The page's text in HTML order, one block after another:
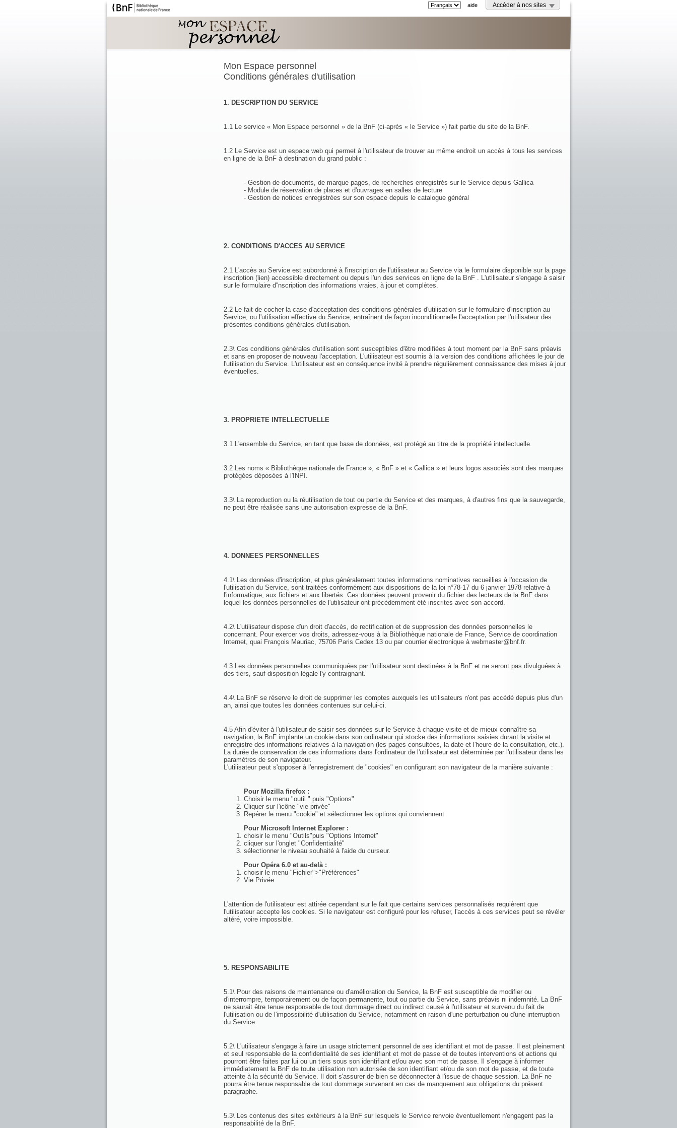
aide Accéder à nos sites
Mon Espace personnel
Conditions générales d'utilisation
1. DESCRIPTION DU SERVICE
1.1 Le service « Mon Espace personnel » de la BnF (ci-après « le Service ») fait partie du site de la BnF.
1.2 Le Service est un espace web qui permet à l'utilisateur de trouver au même endroit un accès à tous les services
en ligne de la BnF à destination du grand public :
- Gestion de documents, de marque pages, de recherches enregistrés sur le Service depuis Gallica
- Module de réservation de places et d'ouvrages en salles de lecture
- Gestion de notices enregistrées sur son espace depuis le catalogue général
2. CONDITIONS D'ACCES AU SERVICE
2.1 L'accès au Service est subordonné à l'inscription de l'utilisateur au Service via le formulaire disponible sur la page
inscription (lien) accessible directement ou depuis l'un des services en ligne de la BnF . L'utilisateur s'engage à saisir
sur le formulaire d''nscription des informations vraies, à jour et complètes.
2.2 Le fait de cocher la case d'acceptation des conditions générales d'utilisation sur le formulaire d'inscription au
Service, ou l'utilisation effective du Service, entraînent de façon inconditionnelle l'acceptation par l'utilisateur des
présentes conditions générales d'utilisation.
2.3\ Ces conditions générales d'utilisation sont susceptibles d'être modifiées à tout moment par la BnF sans préavis
et sans en proposer de nouveau l'acceptation. L'utilisateur est soumis à la version des conditions affichées le jour de
l'utilisation du Service. L'utilisateur est en conséquence invité à prendre régulièrement connaissance des mises à jour
éventuelles.
3. PROPRIETE INTELLECTUELLE
3.1 L'ensemble du Service, en tant que base de données, est protégé au titre de la propriété intellectuelle.
3.2 Les noms « Bibliothèque nationale de France », « BnF » et « Gallica » et leurs logos associés sont des marques
protégées déposées à l'INPI.
3.3\ La reproduction ou la réutilisation de tout ou partie du Service et des marques, à d'autres fins que la sauvegarde,
ne peut être réalisée sans une autorisation expresse de la BnF.
4. DONNEES PERSONNELLES
4.1\ Les données d'inscription, et plus généralement toutes informations nominatives recueillies à l'occasion de
l'utilisation du Service, sont traitées conformément aux dispositions de la loi n°78-17 du 6 janvier 1978 relative à
l'informatique, aux fichiers et aux libertés. Ces données peuvent provenir du fichier des lecteurs de la BnF dans
lequel les données personnelles de l'utilisateur ont précédemment été inscrites avec son accord.
4.2\ L'utilisateur dispose d'un droit d'accès, de rectification et de suppression des données personnelles le
concernant. Pour exercer vos droits, adressez-vous à la Bibliothèque nationale de France, Service de coordination
Internet, quai François Mauriac, 75706 Paris Cedex 13 ou par courrier électronique à webmaster@bnf.fr.
4.3 Les données personnelles communiquées par l'utilisateur sont destinées à la BnF et ne seront pas divulguées à
des tiers, sauf disposition légale l'y contraignant.
4.4\ La BnF se réserve le droit de supprimer les comptes auxquels les utilisateurs n'ont pas accédé depuis plus d'un
an, ainsi que toutes les données contenues sur celui-ci.
4.5 Afin d'éviter à l'utilisateur de saisir ses données sur le Service à chaque visite et de mieux connaître sa
navigation, la BnF implante un cookie dans son ordinateur qui stocke des informations saisies durant la visite et
enregistre des informations relatives à la navigation (les pages consultées, la date et l'heure de la consultation, etc.).
La durée de conservation de ces informations dans l'ordinateur de l'utilisateur est déterminée par l'utilisateur dans les
paramètres de son navigateur.
L'utilisateur peut s'opposer à l'enregistrement de "cookies" en configurant son navigateur de la manière suivante :
Pour Mozilla firefox :
Choisir le menu "outil " puis "Options"
Cliquer sur l'icône "vie privée"
Repérer le menu "cookie" et sélectionner les options qui conviennent
Pour Microsoft Internet Explorer :
choisir le menu "Outils"puis "Options Internet"
cliquer sur l'onglet "Confidentialité"
sélectionner le niveau souhaité à l'aide du curseur.
Pour Opéra 6.0 et au-delà :
choisir le menu "Fichier">"Préférences"
Vie Privée
L'attention de l'utilisateur est attirée cependant sur le fait que certains services personnalisés requièrent que
l'utilisateur accepte les cookies. Si le navigateur est configuré pour les refuser, l'accès à ces services peut se révéler
altéré, voire impossible.
5. RESPONSABILITE
5.1\ Pour des raisons de maintenance ou d'amélioration du Service, la BnF est susceptible de modifier ou
d'interrompre, temporairement ou de façon permanente, tout ou partie du Service, sans préavis ni indemnité. La BnF
ne saurait être tenue responsable de tout dommage direct ou indirect causé à l'utilisateur et survenu du fait de
l'utilisation ou de l'impossibilité d'utilisation du Service, notamment en raison d'une perturbation ou d'une interruption
du Service.
5.2\ L'utilisateur s'engage à faire un usage strictement personnel de ses identifiant et mot de passe. Il est pleinement
et seul responsable de la confidentialité de ses identifiant et mot de passe et de toutes interventions et actions qui
pourront être faites par lui ou un tiers sous son identifiant et/ou avec son mot de passe. Il s'engage à informer
immédiatement la BnF de toute utilisation non autorisée de son identifiant et/ou de son mot de passe, et de toute
atteinte à la sécurité du Service. Il doit s'assurer de bien se déconnecter à l'issue de chaque session. La BnF ne
pourra être tenue responsable de tout dommage survenant en cas de manquement aux obligations du présent
paragraphe.
5.3\ Les contenus des sites extérieurs à la BnF sur lesquels le Service renvoie éventuellement n'engagent pas la
responsabilité de la BnF.